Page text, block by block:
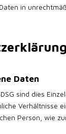
in
Daten
sind dies
Verhältnisse
Person, wie